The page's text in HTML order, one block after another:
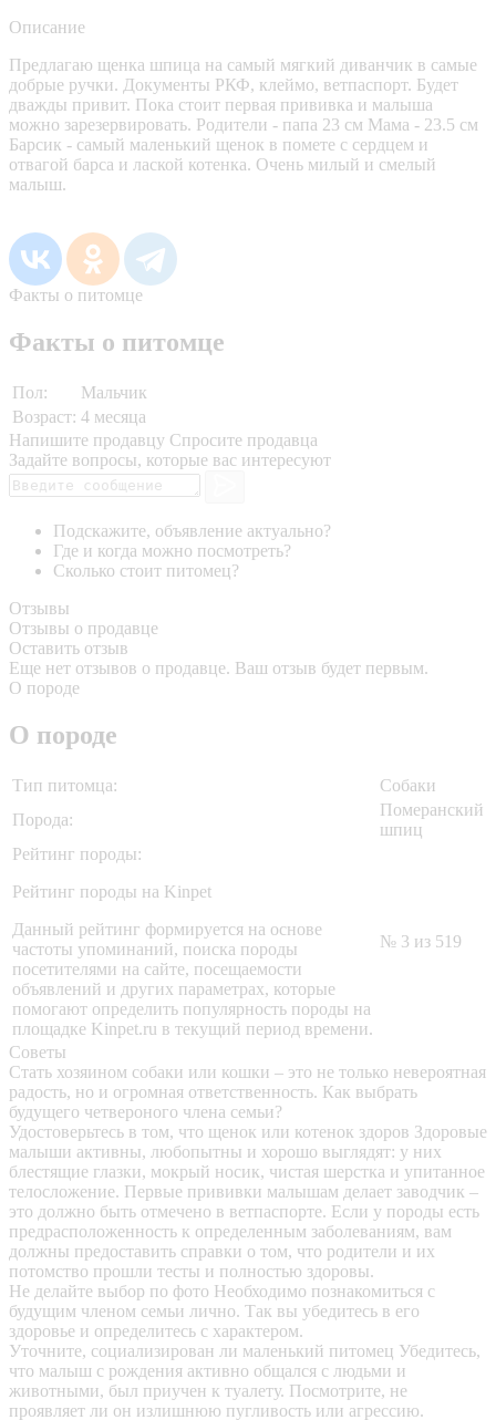
Описание
Предлагаю щенка шпица на самый мягкий диванчик в самые
добрые ручки. Документы РКФ, клеймо, ветпаспорт. Будет
дважды привит. Пока стоит первая прививка и малыша
можно зарезервировать. Родители - папа 23 см Мама - 23.5 см
Барсик - самый маленький щенок в помете с сердцем и
отвагой барса и лаской котенка. Очень милый и смелый
малыш.
Факты о питомце
Факты о питомце
Пол:
Мальчик
Возраст: 4 месяца
Напишите продавцу Спросите продавца
Задайте вопросы, которые вас интересуют
Подскажите, объявление актуально?
Где и когда можно посмотреть?
Сколько стоит питомец?
Отзывы
Отзывы о продавце
Оставить отзыв
Еще нет отзывов о продавце. Ваш отзыв будет первым.
О породе
О породе
Тип питомца:
Собаки
Порода:
Померанский
шпиц
Рейтинг породы:
Рейтинг породы на Kinpet
Данный рейтинг формируется на основе
частоты упоминаний, поиска породы
посетителями на сайте, посещаемости
объявлений и других параметрах, которые
помогают определить популярность породы на
площадке Kinpet.ru в текущий период времени.
№ 3 из 519
Советы
Стать хозяином собаки или кошки – это не только невероятная
радость, но и огромная ответственность. Как выбрать
будущего четвероного члена семьи?
Удостоверьтесь в том, что щенок или котенок здоров Здоровые
малыши активны, любопытны и хорошо выглядят: у них
блестящие глазки, мокрый носик, чистая шерстка и упитанное
телосложение. Первые прививки малышам делает заводчик –
это должно быть отмечено в ветпаспорте. Если у породы есть
предрасположенность к определенным заболеваниям, вам
должны предоставить справки о том, что родители и их
потомство прошли тесты и полностью здоровы.
Не делайте выбор по фото Необходимо познакомиться с
будущим членом семьи лично. Так вы убедитесь в его
здоровье и определитесь с характером.
Уточните, социализирован ли маленький питомец Убедитесь,
что малыш с рождения активно общался с людьми и
животными, был приучен к туалету. Посмотрите, не
проявляет ли он излишнюю пугливость или агрессию.